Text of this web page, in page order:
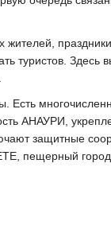
жителей,
туристов.
Есть
АНАУРИ,
пещерный